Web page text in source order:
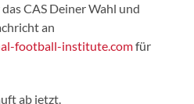
CAS Deiner Wahl und
an
football-institute.comfür
ab jetzt.